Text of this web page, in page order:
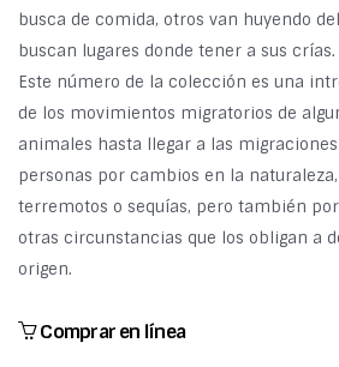
busca de comida, otros van huyendo
buscan lugares donde tener a sus
Este número de la colección es una
de los movimientos migratorios de
animales hasta llegar a las
personas por cambios en la
terremotos o sequías, pero también
otras circunstancias que los obligan a
origen.
Comprar en línea